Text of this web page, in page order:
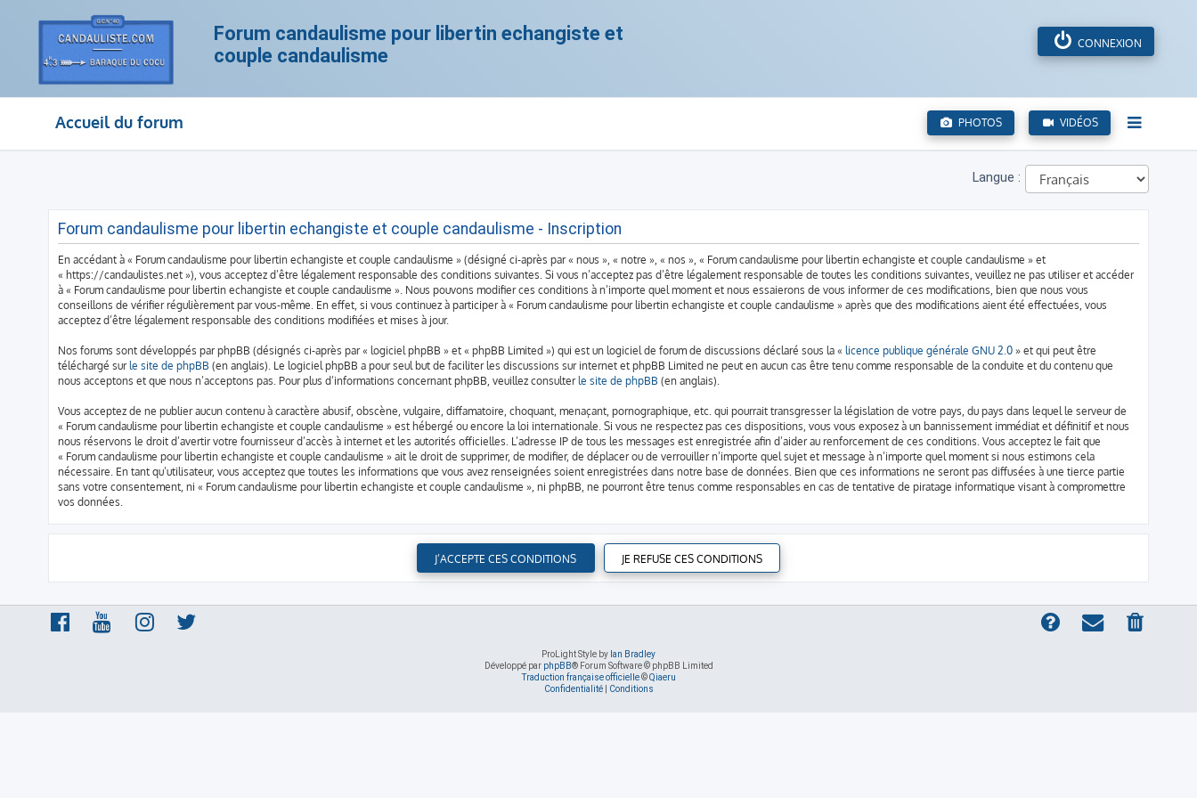
Forum candaulisme pour libertin echangiste et
couple candaulisme
CONNEXION
PHOTOS VIDÉOS
Accueil du forum
Langue :
Forum candaulisme pour libertin echangiste et couple candaulisme - Inscription
En accédant à « Forum candaulisme pour libertin echangiste et couple candaulisme » (désigné ci-après par « nous », « notre », « nos », « Forum candaulisme pour libertin echangiste et couple candaulisme » et
« https://candaulistes.net »), vous acceptez d’être légalement responsable des conditions suivantes. Si vous n’acceptez pas d’être légalement responsable de toutes les conditions suivantes, veuillez ne pas utiliser et accéder
à « Forum candaulisme pour libertin echangiste et couple candaulisme ». Nous pouvons modifier ces conditions à n’importe quel moment et nous essaierons de vous informer de ces modifications, bien que nous vous
conseillons de vérifier régulièrement par vous-même. En effet, si vous continuez à participer à « Forum candaulisme pour libertin echangiste et couple candaulisme » après que des modifications aient été effectuées, vous
acceptez d’être légalement responsable des conditions modifiées et mises à jour.
Nos forums sont développés par phpBB (désignés ci-après par « logiciel phpBB » et « phpBB Limited ») qui est un logiciel de forum de discussions déclaré sous la «licence publique générale GNU 2.0 » et qui peut être
téléchargé surle site de phpBB (en anglais). Le logiciel phpBB a pour seul but de faciliter les discussions sur internet et phpBB Limited ne peut en aucun cas être tenu comme responsable de la conduite et du contenu que
nous acceptons et que nous n’acceptons pas. Pour plus d’informations concernant phpBB, veuillez consulterle site de phpBB (en anglais).
Vous acceptez de ne publier aucun contenu à caractère abusif, obscène, vulgaire, diffamatoire, choquant, menaçant, pornographique, etc. qui pourrait transgresser la législation de votre pays, du pays dans lequel le serveur de
« Forum candaulisme pour libertin echangiste et couple candaulisme » est hébergé ou encore la loi internationale. Si vous ne respectez pas ces dispositions, vous vous exposez à un bannissement immédiat et définitif et nous
nous réservons le droit d’avertir votre fournisseur d’accès à internet et les autorités officielles. L’adresse IP de tous les messages est enregistrée afin d’aider au renforcement de ces conditions. Vous acceptez le fait que
« Forum candaulisme pour libertin echangiste et couple candaulisme » ait le droit de supprimer, de modifier, de déplacer ou de verrouiller n’importe quel sujet et message à n’importe quel moment si nous estimons cela
nécessaire. En tant qu’utilisateur, vous acceptez que toutes les informations que vous avez renseignées soient enregistrées dans notre base de données. Bien que ces informations ne seront pas diffusées à une tierce partie
sans votre consentement, ni « Forum candaulisme pour libertin echangiste et couple candaulisme », ni phpBB, ne pourront être tenus comme responsables en cas de tentative de piratage informatique visant à compromettre
vos données.
ProLight Style by Ian Bradley
Développé par phpBB® Forum Software © phpBB Limited
Traduction française officielle©Qiaeru
Confidentialité| Conditions